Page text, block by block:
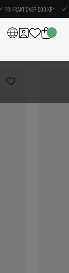
FRI FRAKT ÖVER 500 KR*